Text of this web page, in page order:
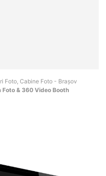
Foto, Cabine Foto - Braşov
& 360 Video Booth